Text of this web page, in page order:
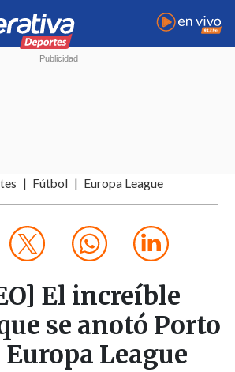
Fútbol Europa League
El increíble
se anotó Porto
League